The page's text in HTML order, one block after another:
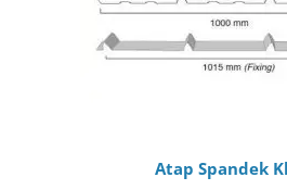
Atap Spandek